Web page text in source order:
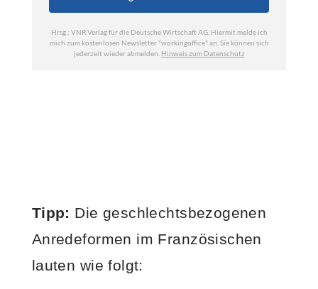
Tipp: Die geschlechtsbezogenen
Anredeformen im Französischen
lauten wie folgt: